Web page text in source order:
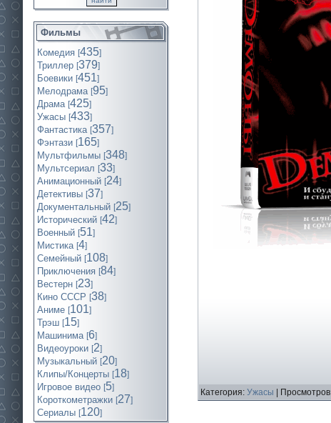
Фильмы
Комедия [435]
Триллер [379]
Боевики [451]
Мелодрама [95]
Драма [425]
Ужасы [433]
Фантастика [357]
Фэнтази [165]
Мультфильмы [348]
Мультсериал [33]
Анимационный [24]
Детективы [37]
Документальный [25]
Исторический [42]
Военный [51]
Мистика [4]
Семейный [108]
Приключения [84]
Вестерн [23]
Кино СССР [38]
Аниме [101]
Трэш [15]
Машинима [6]
Видеоуроки [2]
Музыкальный [20]
Клипы/Концерты [18]
Игровое видео [5]
Короткометражки [27]
Cериалы [120]
Категория: Ужасы |